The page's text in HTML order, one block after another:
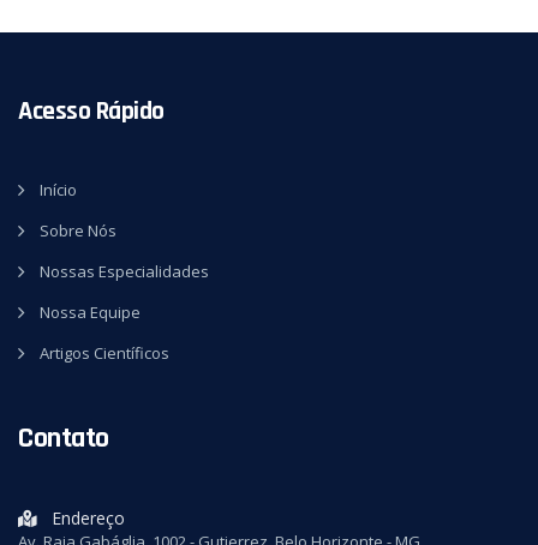
Acesso Rápido
Início
Sobre Nós
Nossas Especialidades
Nossa Equipe
Artigos Científicos
Contato
Endereço